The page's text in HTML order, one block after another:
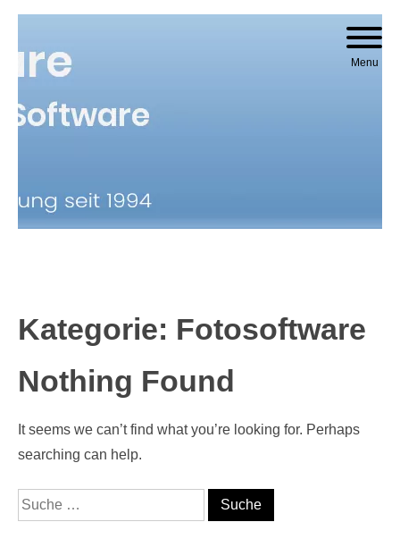
Menu
Kategorie: Fotosoftware
Nothing Found
It seems we can’t find what you’re looking for. Perhaps
searching can help.
Suche nach: